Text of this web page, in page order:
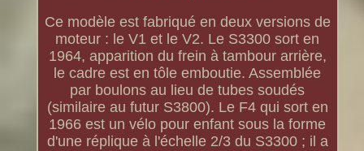
Ce modèle est fabriqué en deux versions de
moteur : le V1 et le V2. Le S3300 sort en
1964, apparition du frein à tambour arrière,
le cadre est en tôle emboutie. Assemblée
par boulons au lieu de tubes soudés
(similaire au futur S3800). Le F4 qui sort en
1966 est un vélo pour enfant sous la forme
d'une réplique à l'échelle 2/3 du S3300 ; il a